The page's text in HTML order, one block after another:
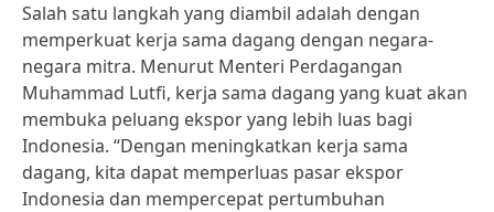
Salah satu langkah yang diambil adalah dengan
memperkuat kerja sama dagang dengan negara-
negara mitra. Menurut Menteri Perdagangan
Muhammad Lutfi, kerja sama dagang yang kuat akan
membuka peluang ekspor yang lebih luas bagi
Indonesia. “Dengan meningkatkan kerja sama
dagang, kita dapat memperluas pasar ekspor
Indonesia dan mempercepat pertumbuhan